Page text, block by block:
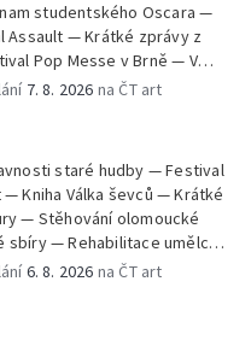
studentského Oscara —
Assault — Krátké zprávy z
Pop Messe v Brně — V
Odysseu z filmového pásu
7. 8. 2026 na ČT art
staré hudby — Festival
Kniha Válka ševců — Krátké
— Stěhování olomoucké
sbíry — Rehabilitace umělce
— Trailer na film Osamělý vlk
6. 8. 2026 na ČT art